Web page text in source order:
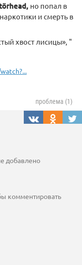
но попал в
и смерть в
хвост лисицы», "
проблема (1)
добавлено
комментировать